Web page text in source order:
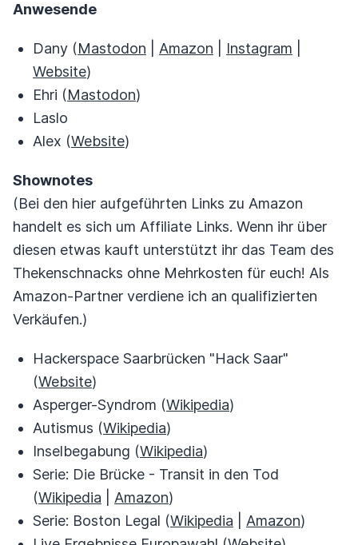
Anwesende
Dany (Mastodon Amazon Instagram
Website)
Ehri (Mastodon)
Laslo
Alex (Website)
Shownotes
(Bei den hier aufgeführten Links zu Amazon
handelt es sich um Affiliate Links. Wenn ihr über
diesen etwas kauft unterstützt ihr das Team des
Thekenschnacks ohne Mehrkosten für euch! Als
Amazon-Partner verdiene ich an qualifizierten
Verkäufen.)
Hackerspace Saarbrücken "Hack Saar"
(Website)
Asperger-Syndrom (Wikipedia)
Autismus (Wikipedia)
Inselbegabung (Wikipedia)
Serie: Die Brücke - Transit in den Tod
(Wikipedia Amazon)
Serie: Boston Legal (Wikipedia Amazon)